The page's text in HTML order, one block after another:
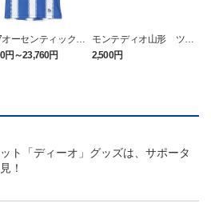
ーセンティックユ
ーム半袖（FP1st）
円～23,760円
モンテディオ山形 ツン
ベアー タオルマフラー
2,500円
ト「ディーオ」グッズは、サポータ
！